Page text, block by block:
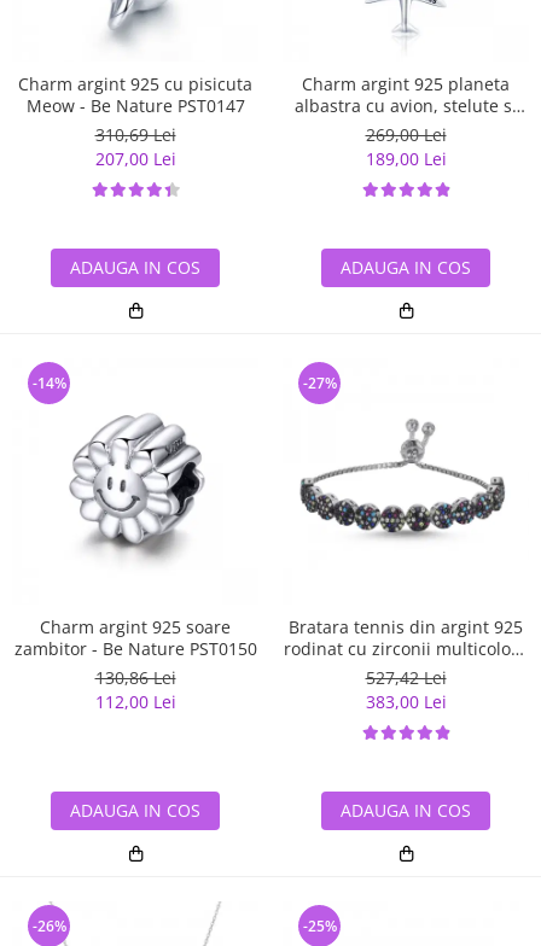
Charm argint 925 cu pisicuta
Meow - Be Nature PST0147
310,69 Lei
207,00 Lei
ADAUGA IN COS
Charm argint 925 planeta
albastra cu avion, stelute si
zirconii albe PST0149
269,00 Lei
189,00 Lei
ADAUGA IN COS
Charm argint 925 soare
zambitor - Be Nature PST0150
130,86 Lei
112,00 Lei
-14%
ADAUGA IN COS
Bratara tennis din argint 925
rodinat cu zirconii multicolore
- Be Elegant BTU0108
527,42 Lei
383,00 Lei
-27%
ADAUGA IN COS
-26% -25%